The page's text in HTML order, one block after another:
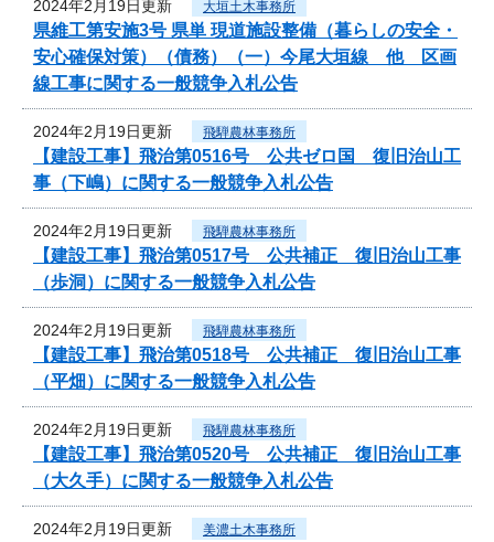
2024年2月19日更新 大垣土木事務所
県維工第安施3号 県単 現道施設整備（暮らしの安全・
安心確保対策）（債務）（一）今尾大垣線 他 区画
線工事に関する一般競争入札公告
2024年2月19日更新 飛騨農林事務所
【建設工事】飛治第0516号 公共ゼロ国 復旧治山工
事（下嶋）に関する一般競争入札公告
2024年2月19日更新 飛騨農林事務所
【建設工事】飛治第0517号 公共補正 復旧治山工事
（歩洞）に関する一般競争入札公告
2024年2月19日更新 飛騨農林事務所
【建設工事】飛治第0518号 公共補正 復旧治山工事
（平畑）に関する一般競争入札公告
2024年2月19日更新 飛騨農林事務所
【建設工事】飛治第0520号 公共補正 復旧治山工事
（大久手）に関する一般競争入札公告
2024年2月19日更新 美濃土木事務所